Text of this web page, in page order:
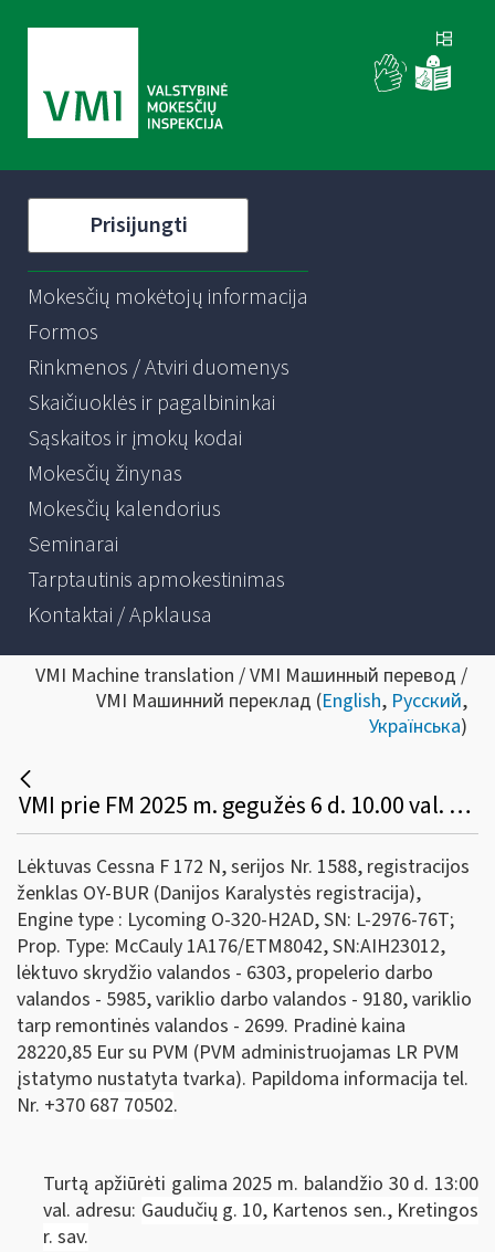
Prisijungti
Mokesčių mokėtojų informacija
Formos
Rinkmenos / Atviri duomenys
Skaičiuoklės ir pagalbininkai
Sąskaitos ir įmokų kodai
Mokesčių žinynas
Mokesčių kalendorius
Seminarai
Tarptautinis apmokestinimas
Kontaktai / Apklausa
VMI Machine translation / VMI Машинный перевод /
VMI Машинний переклад (English, Русский,
Українська)
VMI prie FM 2025 m. gegužės 6 d. 10.00 val. konkurso būdu parduoda valstybei perduotą lėktuvą:
Lėktuvas Cessna F 172 N, serijos Nr. 1588, registracijos
ženklas OY-BUR (Danijos Karalystės registracija),
Engine type : Lycoming O-320-H2AD, SN: L-2976-76T;
Prop. Type: McCauly 1A176/ETM8042, SN:AIH23012,
lėktuvo skrydžio valandos - 6303, propelerio darbo
valandos - 5985, variklio darbo valandos - 9180, variklio
tarp remontinės valandos - 2699. Pradinė kaina
28220,85 Eur su PVM (PVM administruojamas LR PVM
įstatymo nustatyta tvarka). Papildoma informacija tel.
Nr. +370 687 70502.
Turtą apžiūrėti galima 2025 m. balandžio 30 d. 13:00
val. adresu: Gaudučių g. 10, Kartenos sen., Kretingos
r. sav.